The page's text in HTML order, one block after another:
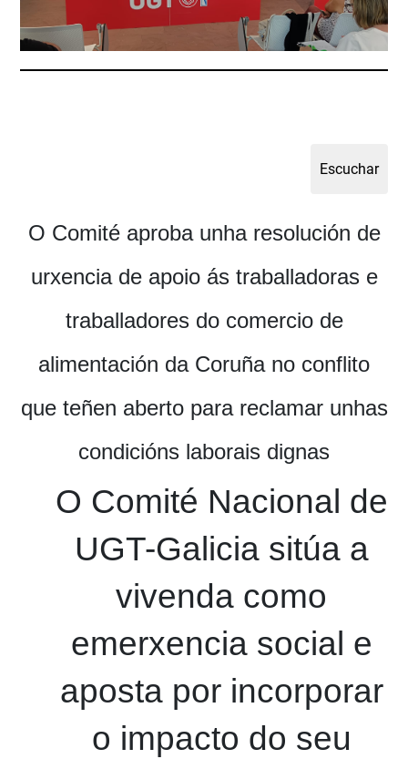
O Comité aproba unha resolución de
urxencia de apoio ás traballadoras e
traballadores do comercio de
alimentación da Coruña no conflito
que teñen aberto para reclamar unhas
condicións laborais dignas
O Comité Nacional de
UGT-Galicia sitúa a
vivenda como
emerxencia social e
aposta por incorporar
o impacto do seu